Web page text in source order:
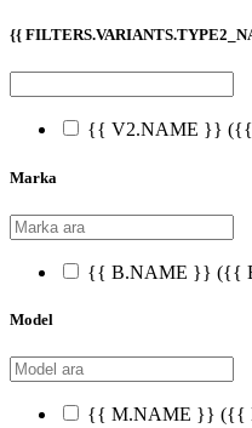
{{
{{ V2.NAME }}
Marka
{{ B.NAME }} ({{
Model
{{ M.NAME }} ({{